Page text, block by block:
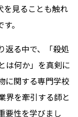
を見ることも触れ
。
返る中で、「殺処
は何か」を真剣に
に関する専門学校
界を牽引する師と
要性を学びまし